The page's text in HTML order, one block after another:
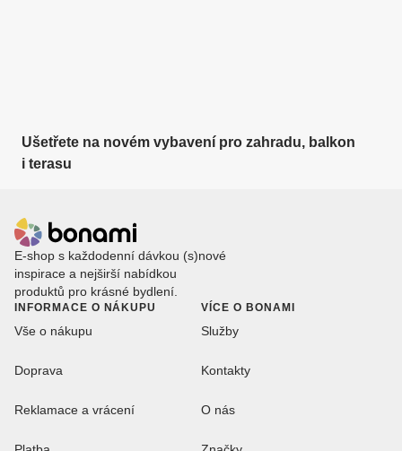
Ušetřete na novém vybavení pro zahradu, balkon
i terasu
E-shop s každodenní dávkou (s)nové
inspirace a nejširší nabídkou
produktů pro krásné bydlení.
INFORMACE O NÁKUPU
Vše o nákupu
Doprava
Reklamace a vrácení
VÍCE O BONAMI
Služby
Kontakty
O nás